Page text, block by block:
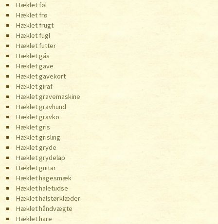
Hæklet føl
Hæklet frø
Hæklet frugt
Hæklet fugl
Hæklet futter
Hæklet gås
Hæklet gave
Hæklet gavekort
Hæklet giraf
Hæklet gravemaskine
Hæklet gravhund
Hæklet gravko
Hæklet gris
Hæklet grisling
Hæklet gryde
Hæklet grydelap
Hæklet guitar
Hæklet hagesmæk
Hæklet haletudse
Hæklet halstørklæder
Hæklet håndvægte
Hæklet hare